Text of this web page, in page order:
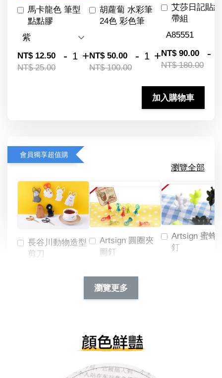
馬卡龍色 筆型
點點膠
NT$ 12.50
NT$ 25.00
- +
胡蘿蔔 水彩筆
24色 彩色筆
NT$ 50.00
NT$ 100.00
- +
艾莎日記貼
帶組
NT$ 90.00
NT$ 180.00
-
加入購物車
會員獨享超值購
瀏覽全部
長谷川動物造型
剪刀
Artsign 圓圈夾
圖釘
NT$ 19.00
NT$ 66.00
Artsign 蜜蜂
釘
瀏覽更多